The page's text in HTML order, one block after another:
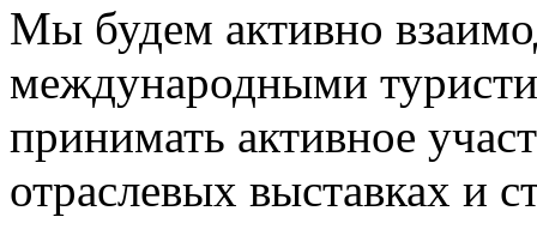
Мы будем активно
международными
принимать активное
отраслевых выставках и